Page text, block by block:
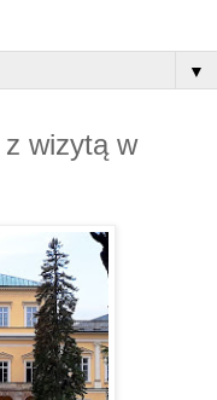
▼
z wizytą w